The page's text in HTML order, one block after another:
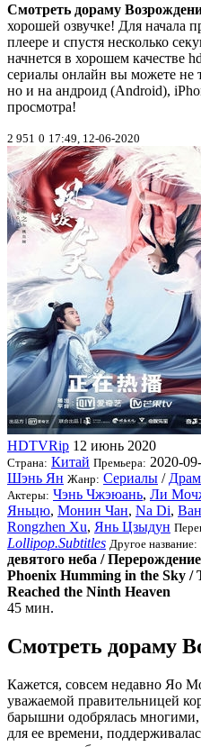
Смотреть дораму
хорошей озвучке! Для начала
плеере и спустя несколько
начнется в хорошем качестве
сериалы онлайн вы можете не
но и на андроид (Android),
просмотра!
2 951 0 17:49, 12-06-2020
HDTVRip 12 июнь 2020
Страна: Китай Премьера: 2020-
Шэнь Ян Жанр: Сериалы /
Актеры: Чэнь Чжэюань, Ли
Яньцю, Монин Чан, Na Di,
Rongzhen Xu, Янь Цзыдун
Lollipop.Subtitles Другое название:
девятого неба /
Phoenix Humming in the Sky /
Reached the Ninth Heaven
45 мин.
Смотреть дораму
Кажется, совсем недавно Яо
уважаемой правительницей
барышни одобрялась
для ее времени,